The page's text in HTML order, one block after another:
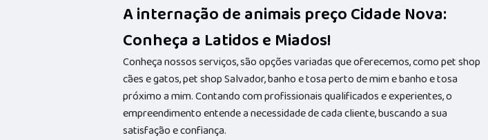
A internação de animais preço Cidade Nova:
Conheça a Latidos e Miados!
Conheça nossos serviços, são opções variadas que oferecemos, como pet shop
cães e gatos, pet shop Salvador, banho e tosa perto de mim e banho e tosa
próximo a mim. Contando com profissionais qualificados e experientes, o
empreendimento entende a necessidade de cada cliente, buscando a sua
satisfação e confiança.